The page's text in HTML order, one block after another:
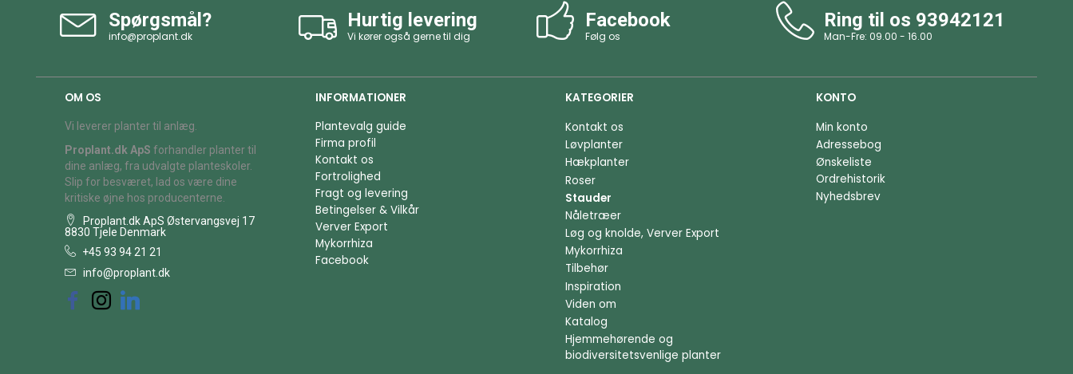
Spørgsmål?
info@proplant.dk
Hurtig levering
Vi kører også gerne til dig
Facebook
Følg os
Ring til os 93942121
Man-Fre: 09.00 - 16.00
OM OS
Vi leverer planter til anlæg.
Proplant.dk ApS forhandler planter til
dine anlæg, fra udvalgte planteskoler.
Slip for besværet, lad os være dine
kritiske øjne hos producenterne.
Proplant.dk ApS Østervangsvej 17
8830 Tjele Denmark
+45 93 94 21 21
info@proplant.dk
INFORMATIONER
Plantevalg guide
Firma profil
Kontakt os
Fortrolighed
Fragt og levering
Betingelser & Vilkår
Verver Export
Mykorrhiza
Facebook
KATEGORIER
Kontakt os
Løvplanter
Hækplanter
Roser
Stauder
Nåletræer
Løg og knolde, Verver Export
Mykorrhiza
Tilbehør
Inspiration
Viden om
Katalog
Hjemmehørende og
biodiversitetsvenlige planter
KONTO
Min konto
Adressebog
Ønskeliste
Ordrehistorik
Nyhedsbrev